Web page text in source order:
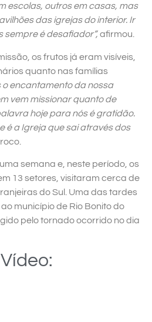
escolas, outros em casas, mas
das igrejas do interior. Ir
sempre é desafiador”,afirmou.
os frutos já eram visíveis,
quanto nas famílias
o encantamento da nossa
vem missionar quanto de
hoje para nós é gratidão.
é a Igreja que sai através dos
semana e, neste período, os
13 setores, visitaram cerca de
do Sul. Uma das tardes
município de Rio Bonito do
pelo tornado ocorrido no dia